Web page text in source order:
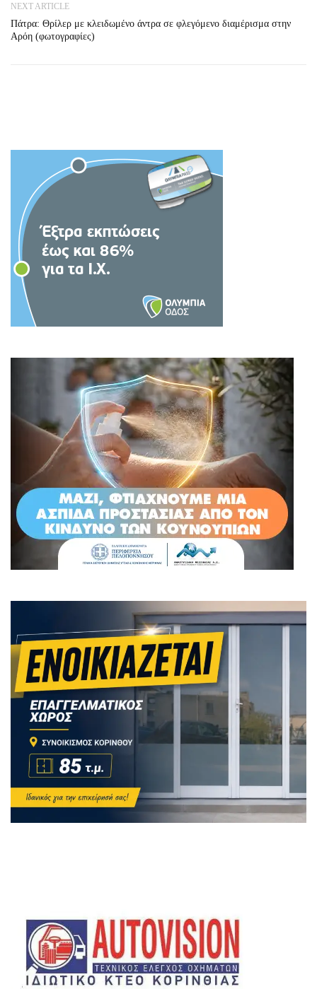
NEXT ARTICLE
Πάτρα: Θρίλερ με κλειδωμένο άντρα σε φλεγόμενο διαμέρισμα στην
Αρόη (φωτογραφίες)